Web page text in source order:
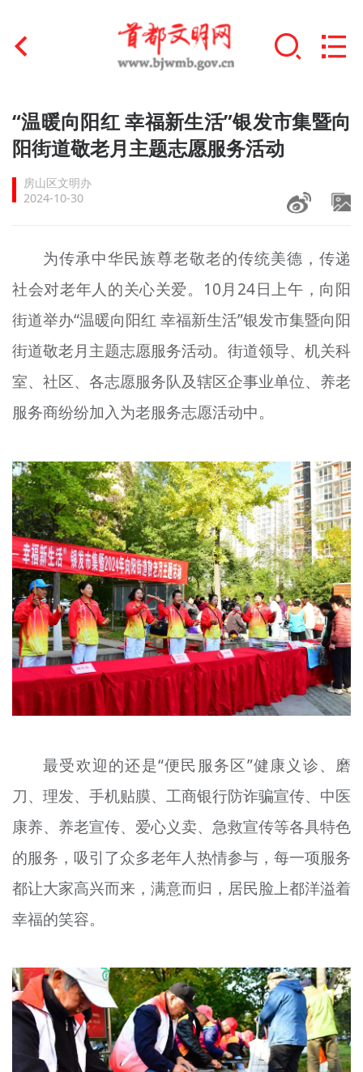
首页
文明创建
文明实践
未成年人思想道德建设
榜样人物
+
身边好人
文明评论
北京宣传文化引导基金
宣传思想文化人才
专题
资料库
+
“温暖向阳红 幸福新生活”银发市集暨向
阳街道敬老月主题志愿服务活动
房山区文明办
2024-10-30
为传承中华民族尊老敬老的传统美德，传递
社会对老年人的关心关爱。10月24日上午，向阳
街道举办“温暖向阳红 幸福新生活”银发市集暨向阳
街道敬老月主题志愿服务活动。街道领导、机关科
室、社区、各志愿服务队及辖区企事业单位、养老
服务商纷纷加入为老服务志愿活动中。
最受欢迎的还是“便民服务区”健康义诊、磨
刀、理发、手机贴膜、工商银行防诈骗宣传、中医
康养、养老宣传、爱心义卖、急救宣传等各具特色
的服务，吸引了众多老年人热情参与，每一项服务
都让大家高兴而来，满意而归，居民脸上都洋溢着
幸福的笑容。